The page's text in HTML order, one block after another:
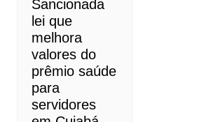
Sancionada
lei que
melhora
valores do
prêmio saúde
para
servidores